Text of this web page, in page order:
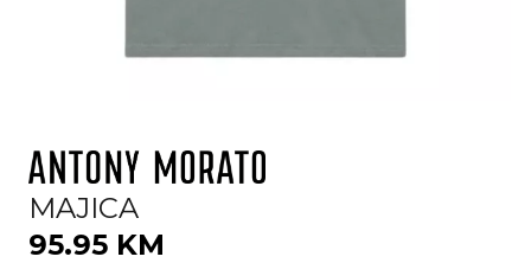
MAJICA
95.95 KM